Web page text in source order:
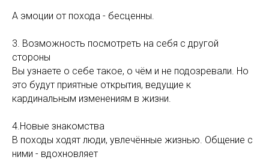
А эмоции от похода - бесценны.
3. Возможность посмотреть на себя с другой
стороны
Вы узнаете о себе такое, о чём и не подозревали. Но
это будут приятные открытия, ведущие к
кардинальным изменениям в жизни.
4.Новые знакомства
В походы ходят люди, увлечённые жизнью. Общение с
ними - вдохновляет